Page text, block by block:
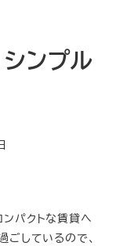
ンプル
パクトな賃貸へ
ごしているので、